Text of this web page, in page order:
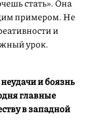
стать». Она
примером. Не
и
урок.
и боязнь
главные
в западной